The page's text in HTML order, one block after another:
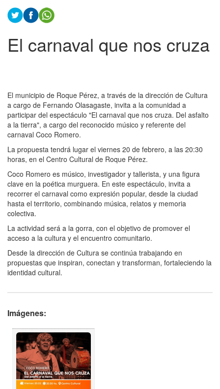
El carnaval que nos cruza
El municipio de Roque Pérez, a través de la dirección de Cultura
a cargo de Fernando Olasagaste, invita a la comunidad a
participar del espectáculo "El carnaval que nos cruza. Del asfalto
a la tierra", a cargo del reconocido músico y referente del
carnaval Coco Romero.
La propuesta tendrá lugar el viernes 20 de febrero, a las 20:30
horas, en el Centro Cultural de Roque Pérez.
Coco Romero es músico, investigador y tallerista, y una figura
clave en la poética murguera. En este espectáculo, invita a
recorrer el carnaval como expresión popular, desde la ciudad
hasta el territorio, combinando música, relatos y memoria
colectiva.
La actividad será a la gorra, con el objetivo de promover el
acceso a la cultura y el encuentro comunitario.
Desde la dirección de Cultura se continúa trabajando en
propuestas que inspiran, conectan y transforman, fortaleciendo la
identidad cultural.
Imágenes: